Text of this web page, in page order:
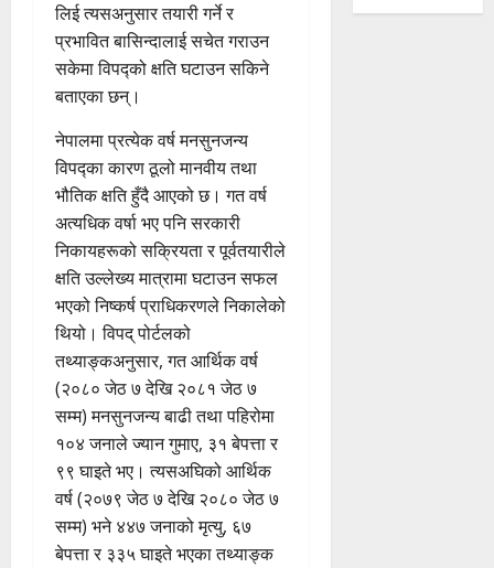
लिई त्यसअनुसार तयारी गर्ने र
प्रभावित बासिन्दालाई सचेत गराउन
सकेमा विपद्को क्षति घटाउन सकिने
बताएका छन्।
नेपालमा प्रत्येक वर्ष मनसुनजन्य
विपद्का कारण ठूलो मानवीय तथा
भौतिक क्षति हुँदै आएको छ। गत वर्ष
अत्यधिक वर्षा भए पनि सरकारी
निकायहरूको सक्रियता र पूर्वतयारीले
क्षति उल्लेख्य मात्रामा घटाउन सफल
भएको निष्कर्ष प्राधिकरणले निकालेको
थियो। विपद् पोर्टलको
तथ्याङ्कअनुसार, गत आर्थिक वर्ष
(२०८० जेठ ७ देखि २०८१ जेठ ७
सम्म) मनसुनजन्य बाढी तथा पहिरोमा
१०४ जनाले ज्यान गुमाए, ३१ बेपत्ता र
९९ घाइते भए। त्यसअघिको आर्थिक
वर्ष (२०७९ जेठ ७ देखि २०८० जेठ ७
सम्म) भने ४४७ जनाको मृत्यु, ६७
बेपत्ता र ३३५ घाइते भएका तथ्याङ्क